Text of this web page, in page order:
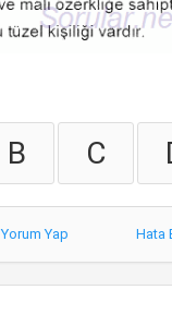
B C
Yorum Yap Hata